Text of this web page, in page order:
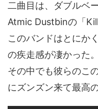
二曲目は、ダブルベ
Atmic Dustbinの「
このバンドはとにか
の疾走感が凄かった。
その中でも彼らのこ
にズンズン来て最高